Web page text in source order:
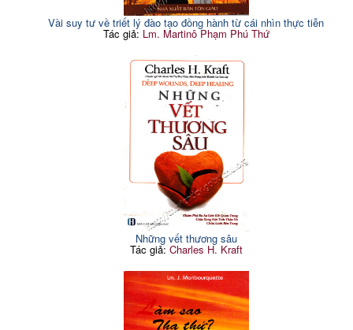
Vài suy tư về triết lý đào tạo đồng hành từ cái nhìn thực tiễn
Tác giả: Lm. Martinô Phạm Phú Thứ
Những vết thương sâu
Tác giả: Charles H. Kraft